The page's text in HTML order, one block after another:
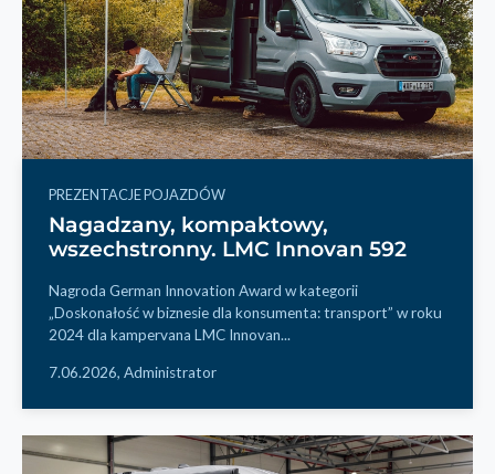
PREZENTACJE POJAZDÓW
Nagadzany, kompaktowy,
wszechstronny. LMC Innovan 592
Nagroda German Innovation Award w kategorii
„Doskonałość w biznesie dla konsumenta: transport” w roku
2024 dla kampervana LMC Innovan...
7.06.2026, Administrator